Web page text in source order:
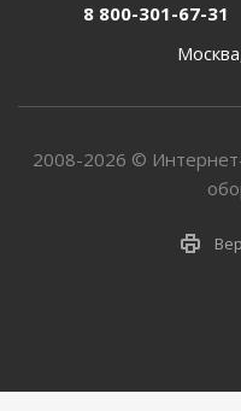
8 800-301-67-31
2008-2026 ©